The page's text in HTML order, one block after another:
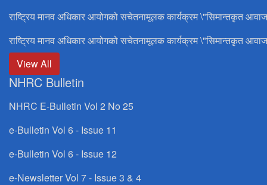
राष्ट्रिय मानव अधिकार आयोगको सचेतनामूलक कार्यक्रम \"सिमान्तकृत
राष्ट्रिय मानव अधिकार आयोगको सचेतनामूलक कार्यक्रम \"सिमान्तकृत
View All
NHRC Bulletin
NHRC E-Bulletin Vol 2 No 25
e-Bulletin Vol 6 - Issue 11
e-Bulletin Vol 6 - Issue 12
e-Newsletter Vol 7 - Issue 3 & 4